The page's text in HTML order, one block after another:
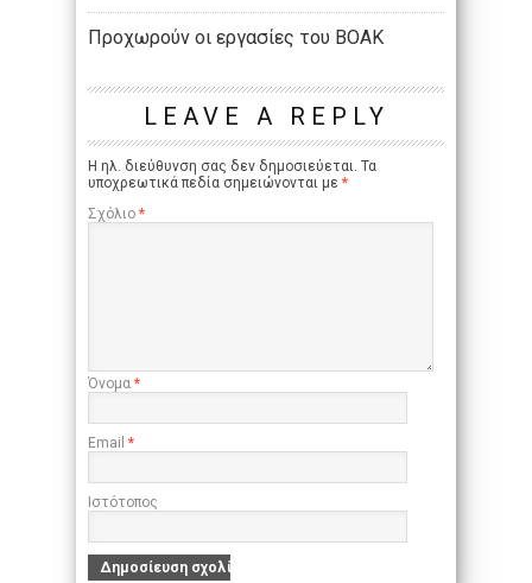
Προχωρούν οι εργασίες του ΒΟΑΚ
LEAVE A REPLY
Η ηλ. διεύθυνση σας δεν δημοσιεύεται. Τα
υποχρεωτικά πεδία σημειώνονται με *
Σχόλιο *
Όνομα *
Email *
Ιστότοπος